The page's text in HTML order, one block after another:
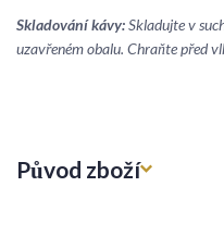
Skladování kávy:Skladujte v
uzavřeném obalu. Chraňte před
Původ zboží